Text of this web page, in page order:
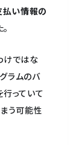
払い情報の
けではな
ラムのバ
っていて
う可能性